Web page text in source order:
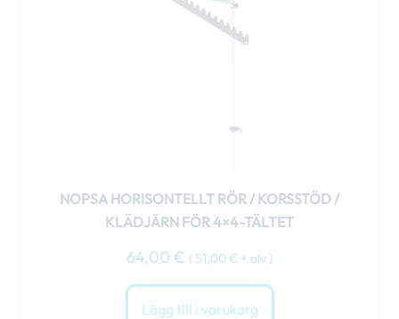
NOPSA HORISONTELLT RÖR / KORSSTÖD /
KLÄDJÄRN FÖR 4×4-TÄLTET
64,00 € ( 51,00 € + alv )
Lägg till i varukorg